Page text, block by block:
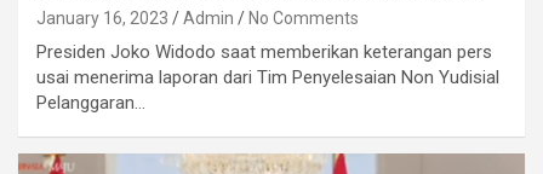
January 16, 2023 Admin No Comments
Presiden Joko Widodo saat memberikan keterangan pers
usai menerima laporan dari Tim Penyelesaian Non Yudisial
Pelanggaran…